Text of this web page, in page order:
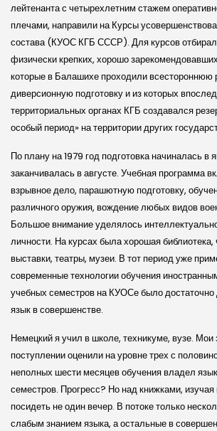
лейтенанта с четырехлетним стажем
плечами, направили на Курсы
состава (КУОС КГБ СССР). Для курсов
физически крепких, хорошо
которые в Балашихе проходили всестороннюю
диверсионную подготовку и из которых
территориальных органах КГБ создавался
особый период» на территории других
По плану на 1979 год подготовка начиналась в
заканчивалась в августе. Учебная программа
взрывное дело, парашютную подготовку,
различного оружия, вождение любых видов
Большое внимание уделялось
личности. На курсах была хорошая
выставки, театры, музеи. В тот период уже
современные технологии обучения
учебных семестров на КУОСе было достаточно
язык в совершенстве.
Немецкий я учил в школе, техникуме, вузе. Мои
поступлении оценили на уровне трех с
неполных шести месяцев обучения владел
семестров. Прогресс? Но над книжками,
посидеть не один вечер. В потоке только
слабым знанием языка, а остальные в